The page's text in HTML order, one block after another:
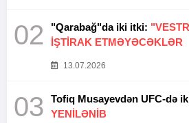
02 "Qarabağ"da iki itki:
İŞTİRAK ETMƏYƏCƏKLƏR
13.07.2026
03
YENİLƏNİB